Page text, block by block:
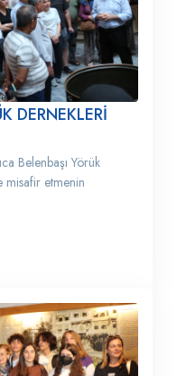
DERNEKLERİ
Belenbaşı Yörük
etmenin